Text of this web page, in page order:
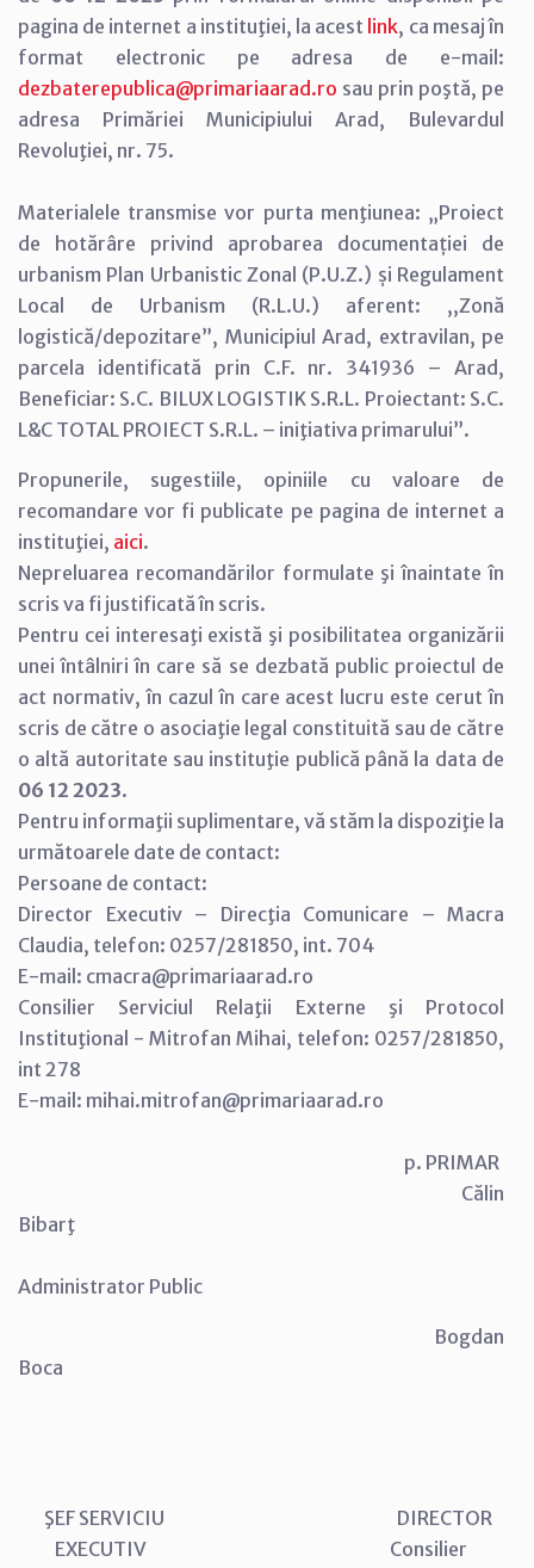
pagina de internet a instituţiei, la acest link, ca mesaj în
format electronic pe adresa de e-mail:
dezbaterepublica@primariaarad.ro sau prin poştă, pe
adresa Primăriei Municipiului Arad, Bulevardul
Revoluţiei, nr. 75.
Materialele transmise vor purta menţiunea: „Proiect
de hotărâre privind aprobarea documentației de
urbanism Plan Urbanistic Zonal (P.U.Z.) și Regulament
Local de Urbanism (R.L.U.) aferent: ,,Zonă
logistică/depozitare”, Municipiul Arad, extravilan, pe
parcela identificată prin C.F. nr. 341936 – Arad,
Beneficiar: S.C. BILUX LOGISTIK S.R.L. Proiectant: S.C.
L&C TOTAL PROIECT S.R.L. – iniţiativa primarului”.
Propunerile, sugestiile, opiniile cu valoare de
recomandare vor fi publicate pe pagina de internet a
instituţiei, aici.
Nepreluarea recomandărilor formulate şi înaintate în
scris va fi justificată în scris.
Pentru cei interesaţi există şi posibilitatea organizării
unei întâlniri în care să se dezbată public proiectul de
act normativ, în cazul în care acest lucru este cerut în
scris de către o asociaţie legal constituită sau de către
o altă autoritate sau instituţie publică până la data de
06 12 2023.
Pentru informaţii suplimentare, vă stăm la dispoziţie la
următoarele date de contact:
Persoane de contact:
Director Executiv – Direcţia Comunicare – Macra
Claudia, telefon: 0257/281850, int. 704
E-mail: cmacra@primariaarad.ro
Consilier Serviciul Relaţii Externe şi Protocol
Instituţional - Mitrofan Mihai, telefon: 0257/281850,
int 278
E-mail: mihai.mitrofan@primariaarad.ro
p. PRIMAR
Călin
Bibarţ
Administrator Public
Bogdan
Boca
ŞEF SERVICIU DIRECTOR
EXECUTIV Consilier